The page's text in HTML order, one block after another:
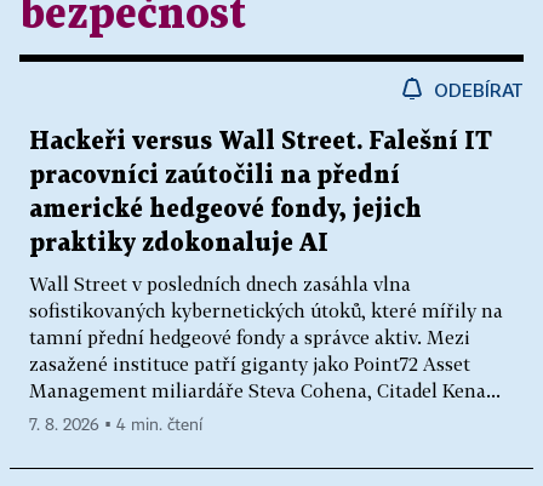
bezpečnost
ODEBÍRAT
Hackeři versus Wall Street. Falešní IT
pracovníci zaútočili na přední
americké hedgeové fondy, jejich
praktiky zdokonaluje AI
Wall Street v posledních dnech zasáhla vlna
sofistikovaných kybernetických útoků, které mířily na
tamní přední hedgeové fondy a správce aktiv. Mezi
zasažené instituce patří giganty jako Point72 Asset
Management miliardáře Steva Cohena, Citadel Kena...
7. 8. 2026 ▪ 4 min. čtení